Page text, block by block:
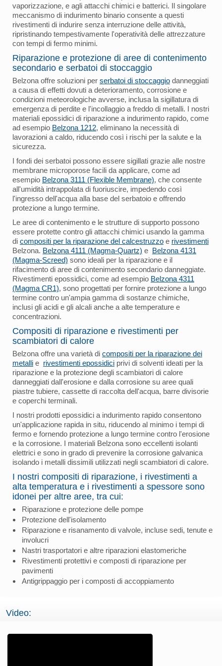
vaporizzazione, e agli attacchi chimici e batterici. Il singolare
meccanismo di indurimento binario consente a questi
rivestimenti di indurire senza interruzione delle attività,
ripristinando tempestivamente l'operatività delle attrezzature
con tempi di fermo minimi.
Riparazione e protezione di aree di contenimento
secondario e serbatoi di stoccaggio
Belzona offre soluzioni per serbatoi di stoccaggio danneggiati
a causa di effetti dovuti a deterioramento, corrosione e
condizioni meteorologiche avverse, inclusa la sigillatura di
emergenza di perdite e l'incollaggio a freddo di metalli. I nostri
materiali epossidici di riparazione a indurimento rapido, come
ad esempio Belzona 1212, eliminano la necessità di
lavorazioni a caldo, riducendo così i rischi per la salute e la
sicurezza.
I fondi dei serbatoi possono essere sigillati grazie alle nostre
membrane microporose facili da applicare, come ad
esempio Belzona 3111 (Flexible Membrane), che consente
all'umidità intrappolata di fuoriuscire, impedendo così
l'ingresso dell'acqua alla base del serbatoio e offrendo
protezione a lungo termine.
Le aree di contenimento e le strutture di supporto possono
essere protette contro gli attacchi chimici usando la gamma
di compositi per la riparazione del calcestruzzo e rivestimenti
Belzona. Belzona 4111 (Magma-Quartz) e Belzona 4131
(Magma-Screed) sono ideali per la riparazione e il
rifacimento di aree di contenimento secondario danneggiate.
Rivestimenti epossidici, come ad esempio Belzona 4311
(Magma CR1), sono progettati per fornire protezione a lungo
termine contro un'ampia gamma di sostanze chimiche,
inclusi gli acidi e gli alcali anche a alte temperature e
concentrazioni.
Compositi di riparazione e rivestimenti per
scambiatori di calore
Belzona offre una varietà di compositi per la riparazione dei
metalli e rivestimenti epossidici privi di solventi ideati per la
riparazione e la protezione degli scambiatori di calore
danneggiati dall'erosione e dalla corrosione su aree quali
piastre tubiere, cassette di raccolta dell'acqua, barre divisorie
e coperchi terminali.
I nostri prodotti epossidici a indurimento rapido consentono
un'applicazione rapida in situ, riducendo al minimo i tempi di
fermo e fornendo protezione a lungo termine contro l'erosione
e la corrosione. I materiali Belzona sono eccellenti isolanti
elettrici e sono in grado di prevenire la corrosione galvanica
isolando i metalli dissimili utilizzati negli scambiatori di calore.
I nostri compositi di riparazione, i rivestimenti a
alta temperatura e i rivestimenti a spessore sono
idonei per altre aree, tra cui:
Riparazione e protezione delle pompe
Protezione dell'isolamento
Riparazione e risanamento di valvole, incluse sedi, tenute e
involucri
Nastri trasportatori e altre riparazioni elastomeriche
Rivestimenti protettivi e composti di riparazione per
pavimenti
Antigrippaggio per i composti di accoppiamento
Video: